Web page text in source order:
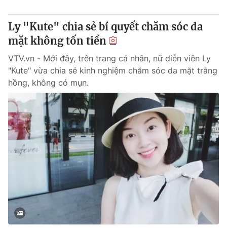
® Cấm sao chép dưới mọi hình thức nếu không có sự chấp
thuận bằng văn bản. Ghi rõ nguồn VTV.vn khi phát hành lại
thông tin từ website này.
Ly "Kute" chia sẻ bí quyết chăm sóc da
mặt không tốn tiền
VTV.vn - Mới đây, trên trang cá nhân, nữ diễn viên Ly
"Kute" vừa chia sẻ kinh nghiệm chăm sóc da mặt trắng
hồng, không có mụn.